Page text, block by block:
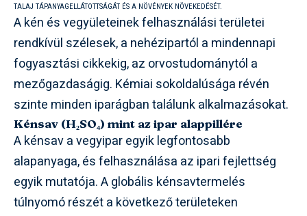
TALAJ TÁPANYAGELLÁTOTTSÁGÁT ÉS A NÖVÉNYEK NÖVEKEDÉSÉT.
A kén és vegyületeinek felhasználási területei
rendkívül szélesek, a nehézipartól a mindennapi
fogyasztási cikkekig, az orvostudománytól a
mezőgazdaságig. Kémiai sokoldalúsága révén
szinte minden iparágban találunk alkalmazásokat.
Kénsav (H₂SO₄) mint az ipar alappillére
A kénsav a vegyipar egyik legfontosabb
alapanyaga, és felhasználása az ipari fejlettség
egyik mutatója. A globális kénsavtermelés
túlnyomó részét a következő területeken